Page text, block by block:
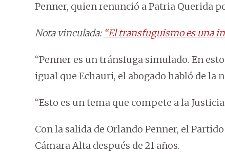
Penner, quien renunció a Patria Querida
Nota vinculada: “El transfuguismo es una
“Penner es un tránsfuga simulado. En
igual que Echauri, el abogado habló de la
“Esto es un tema que compete a la
Con la salida de Orlando Penner, el
Cámara Alta después de 21 años.